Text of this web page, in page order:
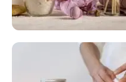
FLORAL DE
Responda as